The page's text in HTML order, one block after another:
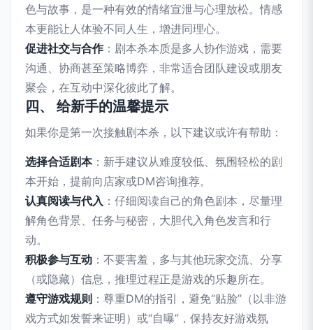
色与故事，是一种有效的情绪宣泄与心理放松。情感
本更能让人体验不同人生，增进同理心。
促进社交与合作：剧本杀本质是多人协作游戏，需要
沟通、协商甚至策略博弈，非常适合团队建设或朋友
聚会，在互动中深化彼此了解。
四、 给新手的温馨提示
如果你是第一次接触剧本杀，以下建议或许有帮助：
选择合适剧本：新手建议从难度较低、氛围轻松的剧
本开始，提前向店家或DM咨询推荐。
认真阅读与代入 ：仔细阅读自己的角色剧本，尽量理
解角色背景、任务与秘密，大胆代入角色发言和行
动。
积极参与互动 ：不要害羞，多与其他玩家交流、分享
（或隐藏）信息，推理过程正是游戏的乐趣所在。
遵守游戏规则 ：尊重DM的指引，避免“贴脸”（以非游
戏方式如发誓来证明）或“自曝”，保持友好游戏氛